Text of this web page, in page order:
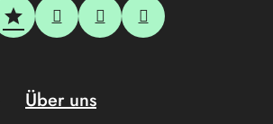
Über uns